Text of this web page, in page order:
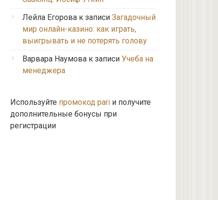
Лейла Егорова к записи Загадочный
мир онлайн-казино: как играть,
выигрывать и не потерять голову
Варвара Наумова к записи Учеба на
менеджера
Используйте промокод pari и получите
дополнительные бонусы при
регистрации